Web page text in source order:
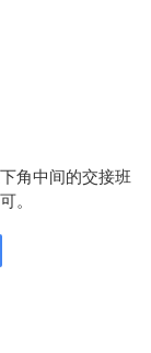
角中间的交接班
。